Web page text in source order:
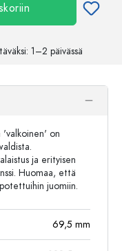
: 1–2 päivässä
'valkoinen' on
ja erityisen
Huomaa, että
juomiin.
69,5 mm